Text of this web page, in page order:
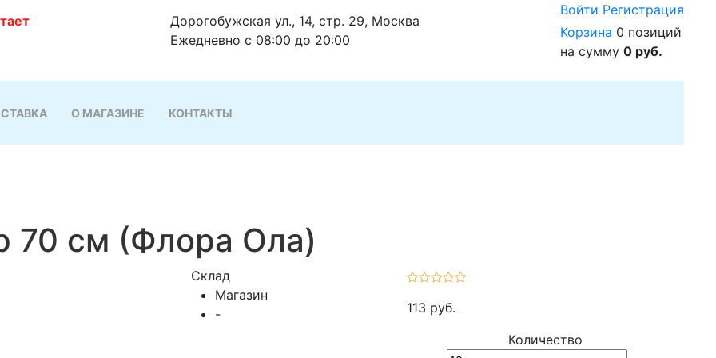
Дорогобужская ул., 14, стр. 29, Москва
Ежедневно с 08:00 до 20:00
Войти Регистрация
Корзина 0 позиций
на сумму 0 руб.
О МАГАЗИНЕ КОНТАКТЫ
70 см (Флора Ола)
Склад
Магазин
-
113 руб.
Количество